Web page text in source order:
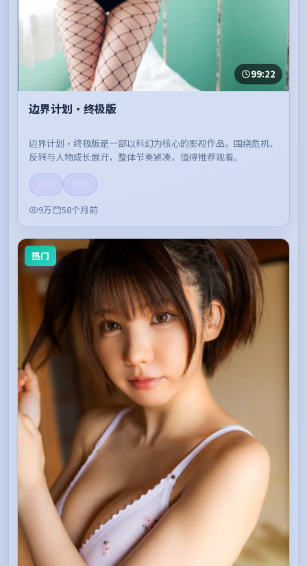
99:22
边界计划·终极版
边界计划·终极版是一部以科幻为核心的影视作品，围绕危机、
反转与人物成长展开，整体节奏紧凑，值得推荐观看。
9万
58个月前
热门